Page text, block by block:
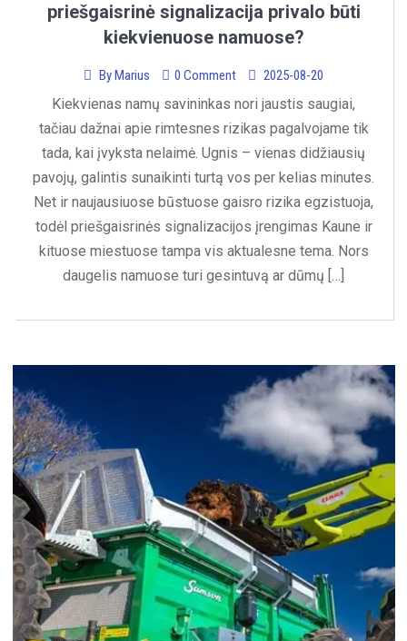
priešgaisrinė signalizacija privalo būti
kiekvienuose namuose?
ByMarius 0 Comment 2025-08-20
Kiekvienas namų savininkas nori jaustis saugiai,
tačiau dažnai apie rimtesnes rizikas pagalvojame tik
tada, kai įvyksta nelaimė. Ugnis – vienas didžiausių
pavojų, galintis sunaikinti turtą vos per kelias minutes.
Net ir naujausiuose būstuose gaisro rizika egzistuoja,
todėl priešgaisrinės signalizacijos įrengimas Kaune ir
kituose miestuose tampa vis aktualesne tema. Nors
daugelis namuose turi gesintuvą ar dūmų […]